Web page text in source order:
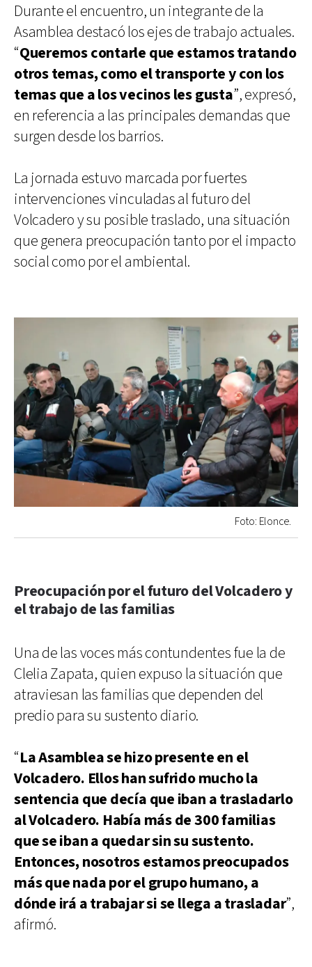
Durante el encuentro, un integrante de la
Asamblea destacó los ejes de trabajo actuales.
“Queremos contarle que estamos tratando
otros temas, como el transporte y con los
temas que a los vecinos les gusta”, expresó,
en referencia a las principales demandas que
surgen desde los barrios.
La jornada estuvo marcada por fuertes
intervenciones vinculadas al futuro del
Volcadero y su posible traslado, una situación
que genera preocupación tanto por el impacto
social como por el ambiental.
Foto: Elonce.
Preocupación por el futuro del Volcadero y
el trabajo de las familias
Una de las voces más contundentes fue la de
Clelia Zapata, quien expuso la situación que
atraviesan las familias que dependen del
predio para su sustento diario.
“La Asamblea se hizo presente en el
Volcadero. Ellos han sufrido mucho la
sentencia que decía que iban a trasladarlo
al Volcadero. Había más de 300 familias
que se iban a quedar sin su sustento.
Entonces, nosotros estamos preocupados
más que nada por el grupo humano, a
dónde irá a trabajar si se llega a trasladar”,
afirmó.